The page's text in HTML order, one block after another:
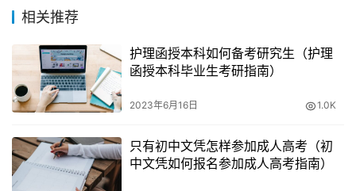
毕业证。另外，不同地区对于初中毕业生成人高考的报名条
件可能会有所不同，考生需要了解当地的具体规定。
无论是高起本、高起专，还是初中毕业生成人高考，年龄要
求都是必须满18岁。这一点需要考生特别注意，否则将不予
相关推荐
护理函授本科如何备考研究生（护理
函授本科毕业生考研指南）
2023年6月16日 1.0K
只有初中文凭怎样参加成人高考（初
中文凭如何报名参加成人高考指南）